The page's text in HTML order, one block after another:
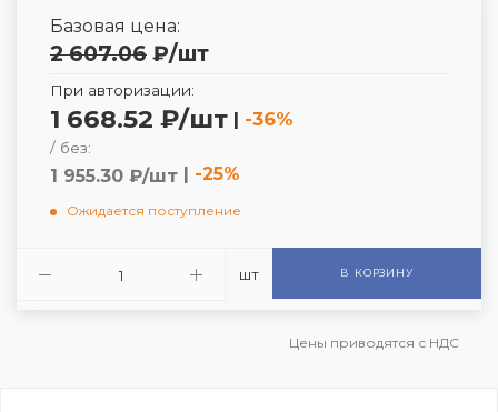
Базовая цена:
2 607.06 ₽/шт
При авторизации:
1 668.52 ₽/шт | -36%
/ без:
1 955.30 ₽/шт | -25%
Ожидается поступление
шт В КОРЗИНУ
Цены приводятся с НДС